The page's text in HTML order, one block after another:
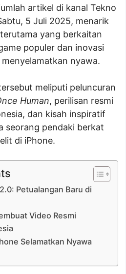
artikel di kanal Tekno
5 Juli 2025, menarik
yang berkaitan
populer dan inovasi
nyawa.
meliputi peluncuran
Human, perilisan resmi
dan kisah inspiratif
seorang pendaki berkat
di iPhone.
Petualangan Baru di
Video Resmi
Selamatkan Nyawa